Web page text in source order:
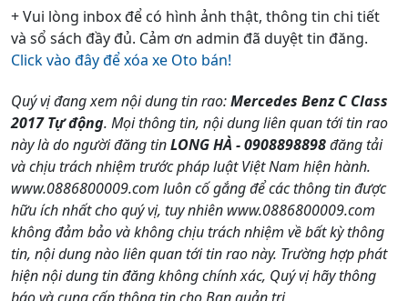
+ Vui lòng inbox để có hình ảnh thật, thông tin chi tiết
và sổ sách đầy đủ. Cảm ơn admin đã duyệt tin đăng.
Click vào đây để xóa xe Oto bán!
Quý vị đang xem nội dung tin rao:Mercedes Benz C Class
2017 Tự động. Mọi thông tin, nội dung liên quan tới tin rao
này là do người đăng tinLONG HÀ - 0908898898đăng tải
và chịu trách nhiệm trước pháp luật Việt Nam hiện hành.
www.0886800009.com luôn cố gắng để các thông tin được
hữu ích nhất cho quý vị, tuy nhiên www.0886800009.com
không đảm bảo và không chịu trách nhiệm về bất kỳ thông
tin, nội dung nào liên quan tới tin rao này. Trường hợp phát
hiện nội dung tin đăng không chính xác, Quý vị hãy thông
báo và cung cấp thông tin cho Ban quản trị